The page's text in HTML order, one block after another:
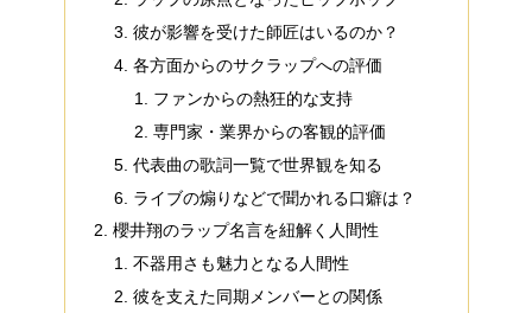
彼が影響を受けた師匠はいるのか？
各方面からのサクラップへの評価
ファンからの熱狂的な支持
専門家・業界からの客観的評価
代表曲の歌詞一覧で世界観を知る
ライブの煽りなどで聞かれる口癖は？
櫻井翔のラップ名言を紐解く人間性
不器用さも魅力となる人間性
彼を支えた同期メンバーとの関係